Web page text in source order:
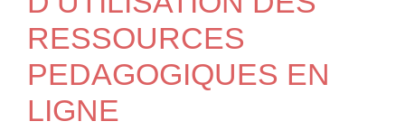
RESSOURCES
PEDAGOGIQUES EN
LIGNE